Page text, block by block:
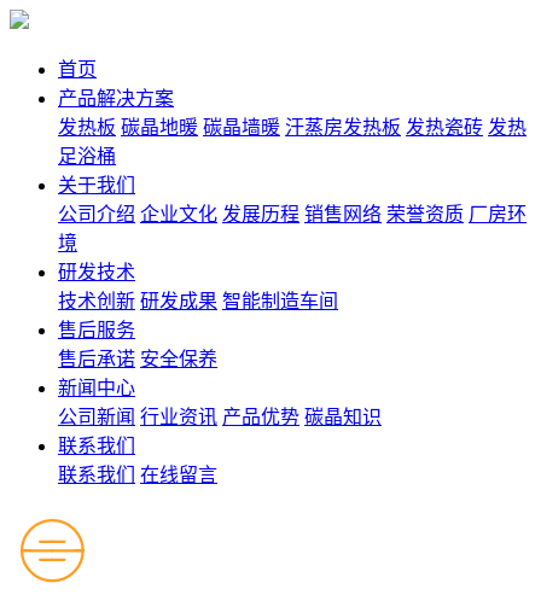
首页
产品解决方案
发热板 碳晶地暖 碳晶墙暖 汗蒸房发热板 发热瓷砖 发热
足浴桶
关于我们
公司介绍 企业文化 发展历程 销售网络 荣誉资质 厂房环
境
研发技术
技术创新 研发成果 智能制造车间
售后服务
售后承诺 安全保养
新闻中心
公司新闻 行业资讯 产品优势 碳晶知识
联系我们
联系我们
在线留言